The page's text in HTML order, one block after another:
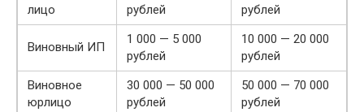
лицо
рублей
рублей
Виновный ИП
1 000 — 5 000
рублей
10 000 — 20 000
рублей
Виновное
юрлицо
30 000 — 50 000
рублей
50 000 — 70 000
рублей